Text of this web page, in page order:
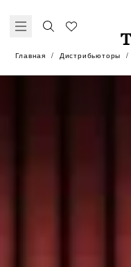
Главная Дистрибьюторы